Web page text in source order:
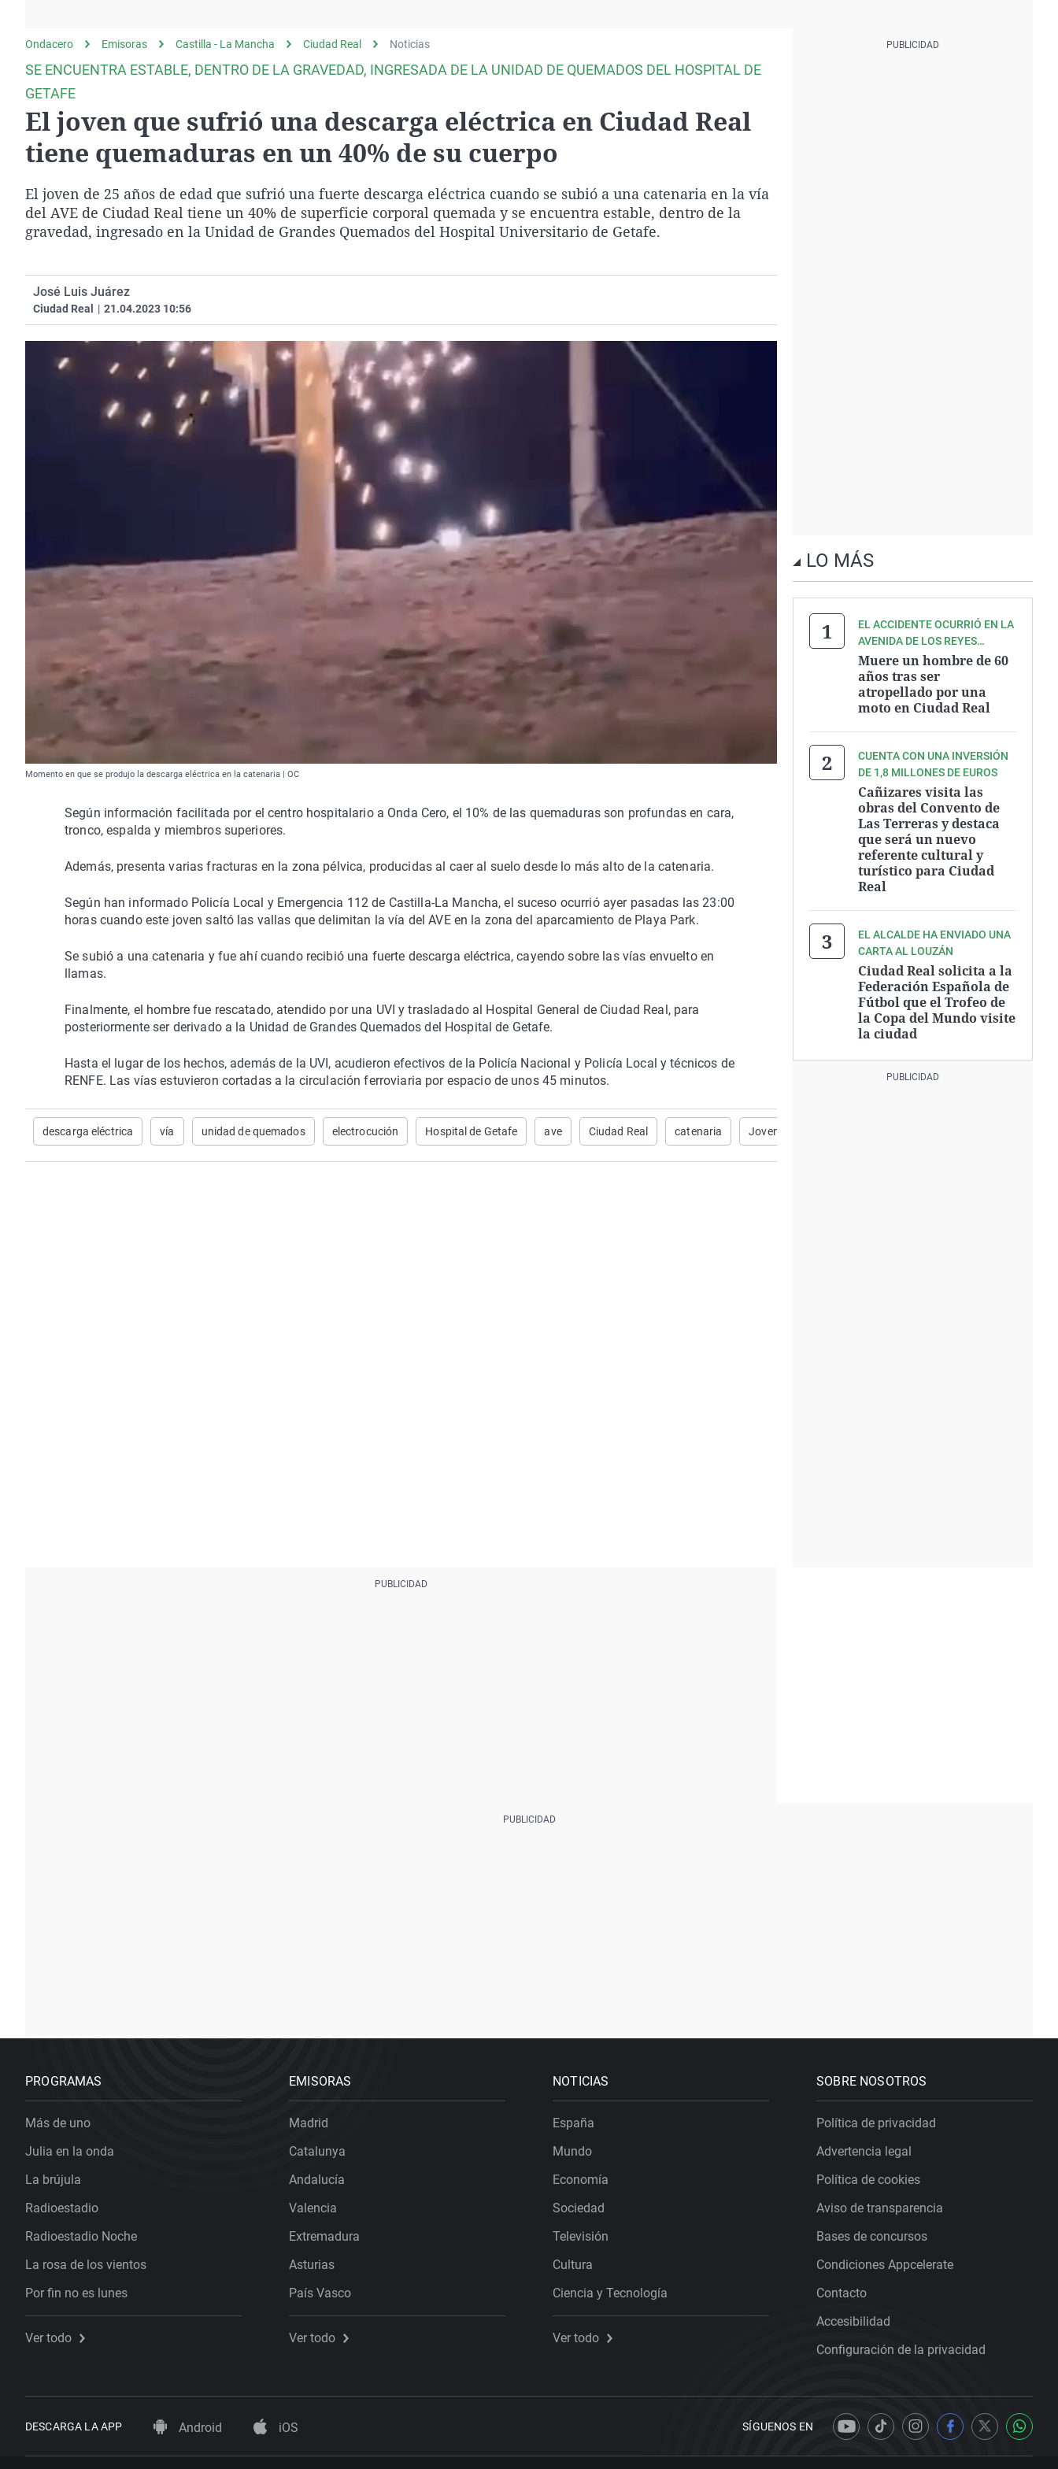
gato
País Vasco
Ondacero Emisoras Castilla - La Mancha Ciudad Real Noticias
SE ENCUENTRA ESTABLE, DENTRO DE LA GRAVEDAD, INGRESADA DE LA UNIDAD DE QUEMADOS DEL HOSPITAL DE
GETAFE
El joven que sufrió una descarga eléctrica en Ciudad Real
tiene quemaduras en un 40% de su cuerpo
El joven de 25 años de edad que sufrió una fuerte descarga eléctrica cuando se subió a una catenaria en la vía
del AVE de Ciudad Real tiene un 40% de superficie corporal quemada y se encuentra estable, dentro de la
gravedad, ingresado en la Unidad de Grandes Quemados del Hospital Universitario de Getafe.
José Luis Juárez
Ciudad Real | 21.04.2023 10:56
Momento en que se produjo la descarga eléctrica en la catenaria | OC
Según información facilitada por el centro hospitalario a Onda Cero, el 10% de las quemaduras son profundas en cara,
tronco, espalda y miembros superiores.
Además, presenta varias fracturas en la zona pélvica, producidas al caer al suelo desde lo más alto de la catenaria.
Según han informado Policía Local y Emergencia 112 de Castilla-La Mancha, el suceso ocurrió ayer pasadas las 23:00
horas cuando este joven saltó las vallas que delimitan la vía del AVE en la zona del aparcamiento de Playa Park.
Se subió a una catenaria y fue ahí cuando recibió una fuerte descarga eléctrica, cayendo sobre las vías envuelto en
llamas.
Finalmente, el hombre fue rescatado, atendido por una UVI y trasladado al Hospital General de Ciudad Real, para
posteriormente ser derivado a la Unidad de Grandes Quemados del Hospital de Getafe.
Hasta el lugar de los hechos, además de la UVI, acudieron efectivos de la Policía Nacional y Policía Local y técnicos de
RENFE. Las vías estuvieron cortadas a la circulación ferroviaria por espacio de unos 45 minutos.
descarga eléctrica vía unidad de quemados electrocución Hospital de Getafe ave Ciudad Real catenaria Joven
LO MÁS
EL ACCIDENTE OCURRIÓ EN LA
AVENIDA DE LOS REYES
CATÓLICOS
Muere un hombre de 60
años tras ser
atropellado por una
moto en Ciudad Real
CUENTA CON UNA INVERSIÓN
DE 1,8 MILLONES DE EUROS
Cañizares visita las
obras del Convento de
Las Terreras y destaca
que será un nuevo
referente cultural y
turístico para Ciudad
Real
EL ALCALDE HA ENVIADO UNA
CARTA AL LOUZÁN
Ciudad Real solicita a la
Federación Española de
Fútbol que el Trofeo de
la Copa del Mundo visite
la ciudad
PROGRAMAS
Más de uno
Julia en la onda
La brújula
Radioestadio
Radioestadio Noche
La rosa de los vientos
Por fin no es lunes
Ver todo
EMISORAS
Madrid
Catalunya
Andalucía
Valencia
Extremadura
Asturias
País Vasco
Ver todo
NOTICIAS
España
Mundo
Economía
Sociedad
Televisión
Cultura
Ciencia y Tecnología
Ver todo
SOBRE NOSOTROS
Política de privacidad
Advertencia legal
Política de cookies
Aviso de transparencia
Bases de concursos
Condiciones Appcelerate
Contacto
Accesibilidad
Configuración de la privacidad
DESCARGA LA APP Android iOS SÍGUENOS EN